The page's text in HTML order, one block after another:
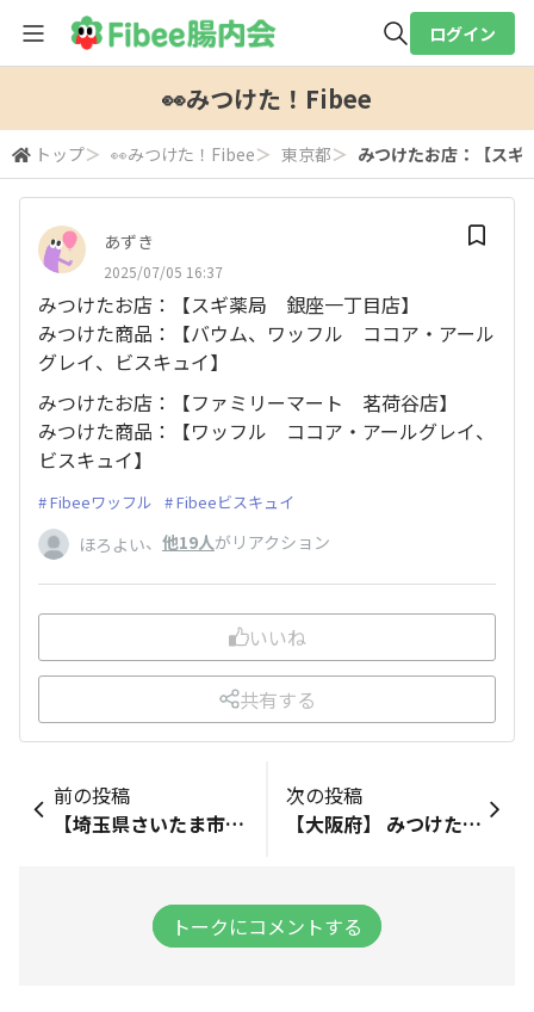
検索
ログイン
👀みつけた！Fibee
トップ＞ 👀みつけた！Fibee＞ 東京都＞ みつけたお店：【ス
あずき
2025/07/05 16:37
みつけたお店：【スギ薬局 銀座一丁目店】
みつけた商品：【バウム、ワッフル ココア・アール
グレイ、ビスキュイ】
みつけたお店：【ファミリーマート 茗荷谷店】
みつけた商品：【ワッフル ココア・アールグレイ、
ビスキュイ】
Fibeeワッフル Fibeeビスキュイ
ほろよい、 他19人がリアクション
いいね
共有する
前の投稿
【埼玉県さいたま市】 みつけたお店：【スギ薬局白幡店】 みつけた商品：【ビスキュイとワッフル】 ※カレーが買いたかったんですけど😅なかった
次の投稿
【大阪府】 みつけたお店：【スギ薬局／鶴橋駅西店】 みつけた商品：【ひとくちビスキュイオレンジとカカオニブ】【むぎゅっとワッフル アールグレイ】 やはりお菓子の棚の一番上☝🏻大阪市内はこの2種しか流通してない？！😂他のも出会いたいよう🥲 似たような位置で鶴橋駅東店もあるので行かれる方はご注意ください！西は王将の隣です⚠️
トークにコメントする